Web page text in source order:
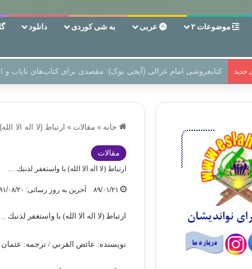
موضوعات ۲ عربی به شی کوردی دانلود
جدید سر دفتر فساد در زمین‌، دوری وکناره‌گیری از راه خداست‌!
خانه » مقالات » ارتباط (لا اله الا
مقالات
ارتباط (لا اله الا الله) با واستغفر لذنبك …
۸۹/۰۱/۲۱ آخرین به روز رسانی: ۹۱/۰۸/۲۰
ارتباط (لا اله الا الله) با واستغفر لذنبك
نويسنده: عائض القرني / ترجمه: